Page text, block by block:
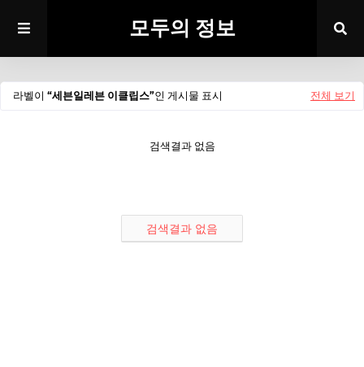
모두의 정보
라벨이 세븐일레븐 이클립스 인 게시물 표시 전체 보기
검색결과 없음
검색결과 없음